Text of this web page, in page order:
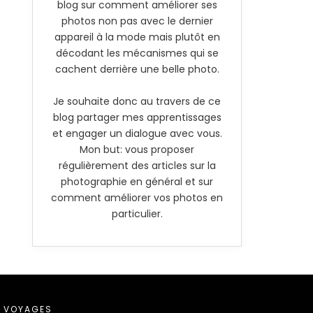
blog sur comment améliorer ses
photos non pas avec le dernier
appareil à la mode mais plutôt en
décodant les mécanismes qui se
cachent derrière une belle photo.
Je souhaite donc au travers de ce
blog partager mes apprentissages
et engager un dialogue avec vous.
Mon but: vous proposer
régulièrement des articles sur la
photographie en général et sur
comment améliorer vos photos en
particulier.
VOYAGES